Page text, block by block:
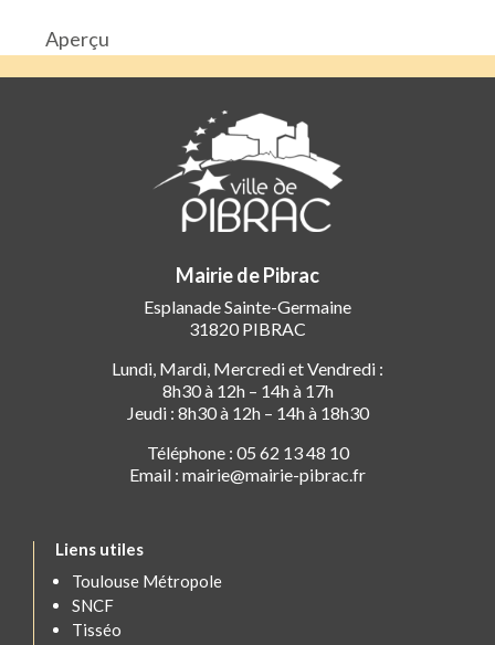
Aperçu
Mairie de Pibrac
Esplanade Sainte-Germaine
31820 PIBRAC
Lundi, Mardi, Mercredi et Vendredi :
8h30 à 12h – 14h à 17h
Jeudi : 8h30 à 12h – 14h à 18h30
Téléphone : 05 62 13 48 10
Email : mairie@mairie-pibrac.fr
Liens utiles
Toulouse Métropole
SNCF
Tisséo